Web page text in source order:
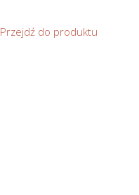
Przejdź do produktu